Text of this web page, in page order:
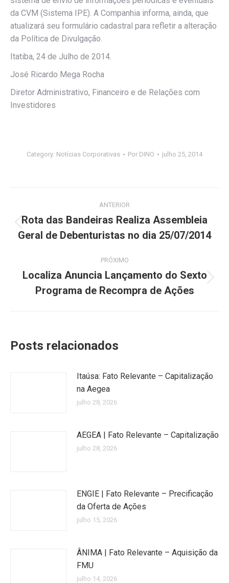
da CVM (Sistema IPE). A Companhia informa, ainda, que
atualizará seu formulário cadastral para refletir a alteração
da Política de Divulgação.
Itatiba, 24 de Julho de 2014.
José Ricardo Mega Rocha
Diretor Administrativo, Financeiro e de Relações com
Investidores
Category: Notícias Corporativas Por DINO julho 25, 2014
de
post:
ANTERIOR
anterior:
Rota das Bandeiras Realiza Assembleia
Geral de Debenturistas no dia 25/07/2014
PRÓXIMO
Próximo
post:
Localiza Anuncia Lançamento do Sexto
Programa de Recompra de Ações
Posts relacionados
Itaúsa: Fato Relevante – Capitalização
na Aegea
julho 28, 2026
AEGEA | Fato Relevante – Capitalização
julho 28, 2026
ENGIE | Fato Relevante – Precificação
da Oferta de Ações
julho 15, 2026
ÂNIMA | Fato Relevante – Aquisição da
FMU
julho 14, 2026